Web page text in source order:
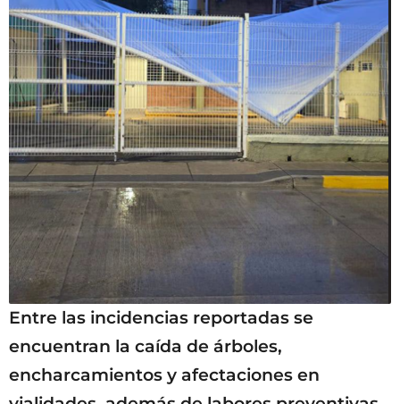
Entre las incidencias reportadas se
encuentran la caída de árboles,
encharcamientos y afectaciones en